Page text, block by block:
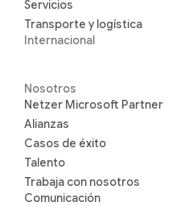
Servicios
Transporte y logística
Internacional
Nosotros
Netzer Microsoft Partner
Alianzas
Casos de éxito
Talento
Trabaja con nosotros
Comunicación